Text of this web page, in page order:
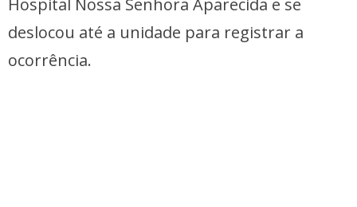
Hospital Nossa Senhora Aparecida e se
deslocou até a unidade para registrar a
ocorrência.